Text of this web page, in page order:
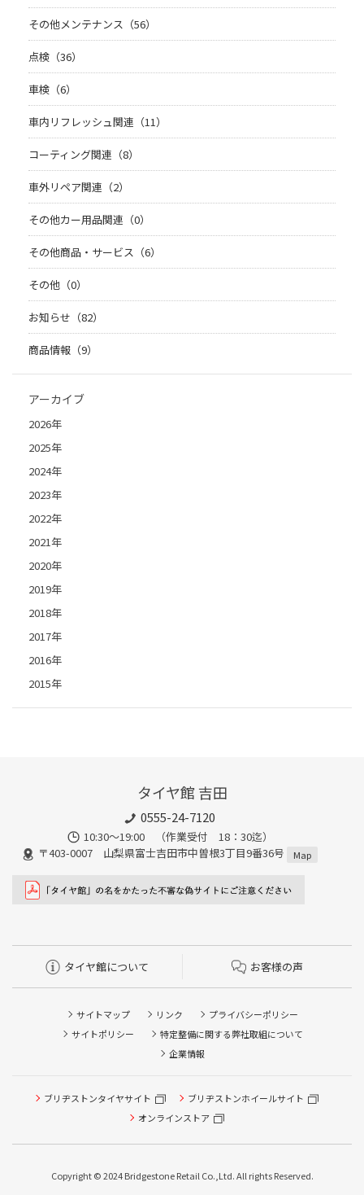
その他メンテナンス（56）
点検（36）
車検（6）
車内リフレッシュ関連（11）
コーティング関連（8）
車外リペア関連（2）
その他カー用品関連（0）
その他商品・サービス（6）
その他（0）
お知らせ（82）
商品情報（9）
アーカイブ
2026年
2025年
2024年
2023年
2022年
2021年
2020年
2019年
2018年
2017年
2016年
2015年
タイヤ館 吉田
0555-24-7120
10:30～19:00 （作業受付 18：30迄）
〒403-0007 山梨県富士吉田市中曽根3丁目9番36号
Map
タイヤ館について お客様の声
サイトマップ リンク
プライバシーポリシー
サイトポリシー
特定整備に関する弊社取組について
企業情報
ブリヂストンタイヤサイト
ブリヂストンホイールサイト
オンラインストア
Copyright © 2024 Bridgestone Retail Co.,Ltd. All rights Reserved.
タイヤ点検・安全点検/タイヤ履き替え/オイル交換/その他
ピット作業の予約
本日のタイヤ履き替え順番待ち予約 ※クローク契約会員の